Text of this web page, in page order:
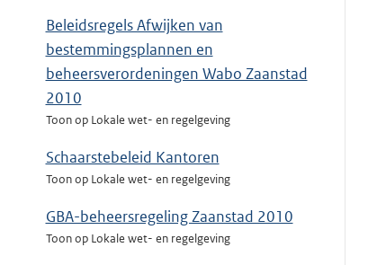
Beleidsregels Afwijken van
bestemmingsplannen en
beheersverordeningen Wabo Zaanstad
2010
Toon op Lokale wet- en regelgeving
Schaarstebeleid Kantoren
Toon op Lokale wet- en regelgeving
GBA-beheersregeling Zaanstad 2010
Toon op Lokale wet- en regelgeving